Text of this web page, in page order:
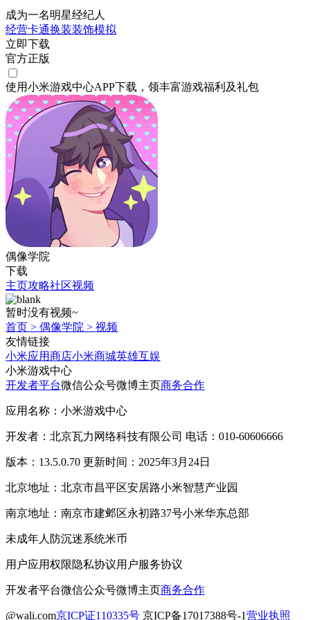
成为一名明星经纪人
经营卡通换装装饰模拟
立即下载
官方正版
使用小米游戏中心APP下载 ，领丰富游戏福利 及礼包
偶像学院
下载
主页攻略社区视频
暂时没有视频~
首页 > 偶像学院 > 视频
友情链接
小米应用商店小米商城英雄互娱
小米游戏中心
开发者平台微信公众号微博主页商务合作
应用名称：小米游戏中心
开发者：北京瓦力网络科技有限公司 电话：010-60606666
版本：13.5.0.70 更新时间：2025年3月24日
北京地址：北京市昌平区安居路小米智慧产业园
南京地址：南京市建邺区永初路37号小米华东总部
未成年人防沉迷系统米币
用户应用权限隐私协议用户服务协议
开发者平台微信公众号微博主页商务合作
@wali.com京ICP证110335号 京ICP备17017388号-1营业执照